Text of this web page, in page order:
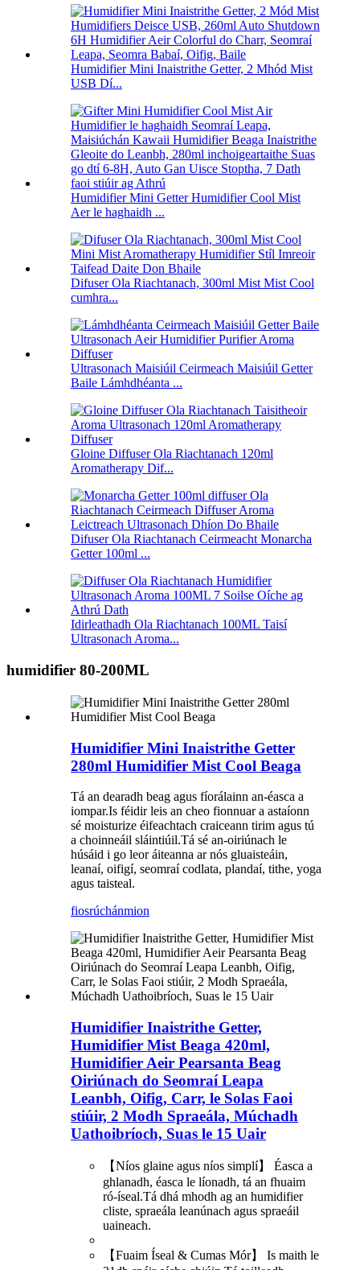
Humidifier Mini Inaistrithe Getter, 2 Mhód Mist
USB Dí...
Humidifier Mini Getter Humidifier Cool Mist
Aer le haghaidh ...
Difuser Ola Riachtanach, 300ml Mist Mist Cool
cumhra...
Ultrasonach Maisiúil Ceirmeach Maisiúil Getter
Baile Lámhdhéanta ...
Gloine Diffuser Ola Riachtanach 120ml
Aromatherapy Dif...
Difuser Ola Riachtanach Ceirmeacht Monarcha
Getter 100ml ...
Idirleathadh Ola Riachtanach 100ML Taisí
Ultrasonach Aroma...
humidifier 80-200ML
Humidifier Mini Inaistrithe Getter
280ml Humidifier Mist Cool Beaga
Tá an dearadh beag agus fíorálainn an-éasca a
iompar.Is féidir leis an cheo fionnuar a astaíonn
sé moisturize éifeachtach craiceann tirim agus tú
a choinneáil sláintiúil.Tá sé an-oiriúnach le
húsáid i go leor áiteanna ar nós gluaisteáin,
leanaí, oifigí, seomraí codlata, plandaí, tithe, yoga
agus taisteal.
fiosrúchánmion
Humidifier Inaistrithe Getter,
Humidifier Mist Beaga 420ml,
Humidifier Aeir Pearsanta Beag
Oiriúnach do Seomraí Leapa
Leanbh, Oifig, Carr, le Solas Faoi
stiúir, 2 Modh Spraeála, Múchadh
Uathoibríoch, Suas le 15 Uair
【Níos glaine agus níos simplí】 Éasca a
ghlanadh, éasca le líonadh, tá an fhuaim
ró-íseal.Tá dhá mhodh ag an humidifier
cliste, spraeála leanúnach agus spraeáil
uaineach.
【Fuaim Íseal & Cumas Mór】 Is maith le